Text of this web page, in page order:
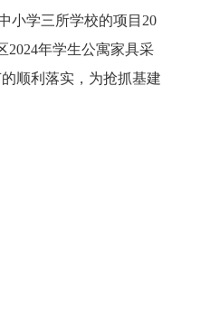
小学三所学校的项目20
2024年学生公寓家具采
顺利落实，为抢抓基建